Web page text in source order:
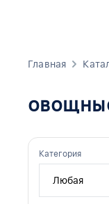
Главная
Категория